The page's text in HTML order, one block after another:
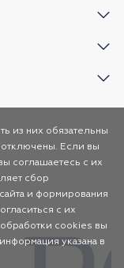
из них обязательны
отключены. Если вы
соглашаетесь с их
сбор
и формирования
с их
обработки cookies вы
указана в